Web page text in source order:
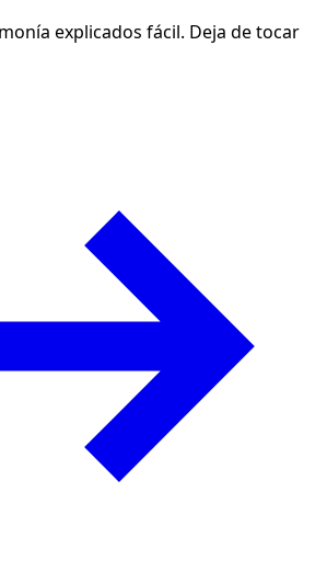
explicados fácil. Deja de tocar